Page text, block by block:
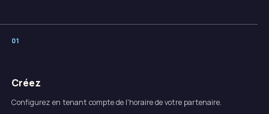
01
Créez
Configurez en tenant compte de l'horaire de votre partenaire.